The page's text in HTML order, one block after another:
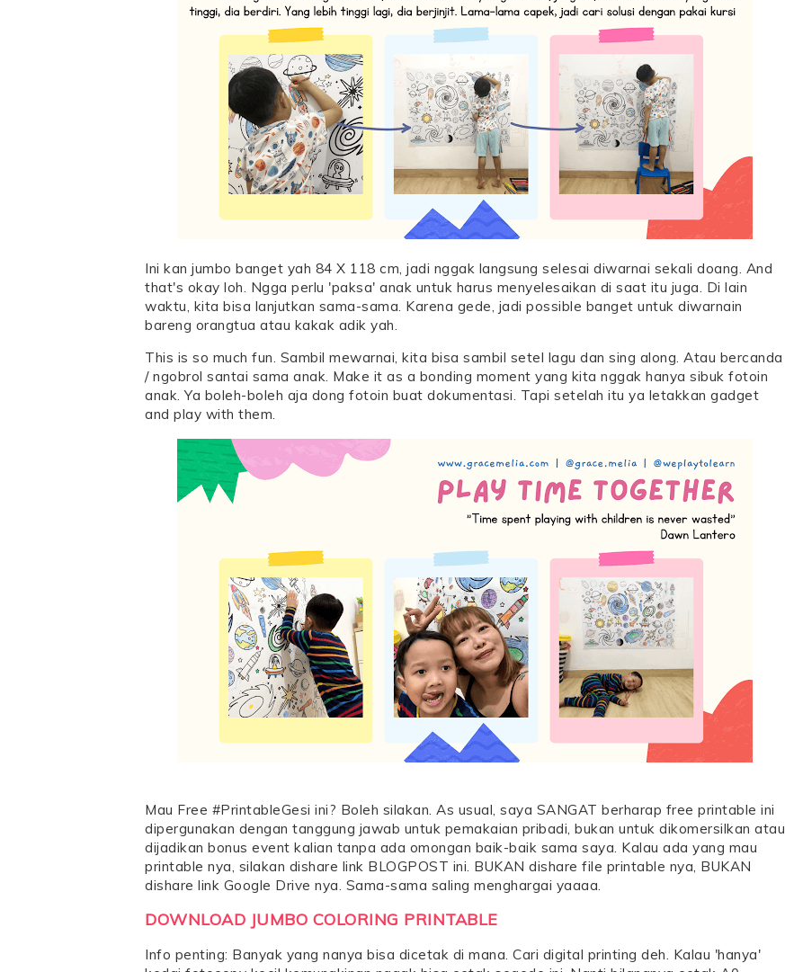
Ini kan jumbo banget yah 84 X 118 cm, jadi nggak langsung selesai diwarnai sekali doang. And
that's okay loh. Ngga perlu 'paksa' anak untuk harus menyelesaikan di saat itu juga. Di lain
waktu, kita bisa lanjutkan sama-sama. Karena gede, jadi possible banget untuk diwarnain
bareng orangtua atau kakak adik yah.
This is so much fun. Sambil mewarnai, kita bisa sambil setel lagu dan sing along. Atau bercanda
/ ngobrol santai sama anak. Make it as a bonding moment yang kita nggak hanya sibuk fotoin
anak. Ya boleh-boleh aja dong fotoin buat dokumentasi. Tapi setelah itu ya letakkan gadget
and play with them.
Mau Free #PrintableGesi ini? Boleh silakan. As usual, saya SANGAT berharap free printable ini
dipergunakan dengan tanggung jawab untuk pemakaian pribadi, bukan untuk dikomersilkan atau
dijadikan bonus event kalian tanpa ada omongan baik-baik sama saya. Kalau ada yang mau
printable nya, silakan dishare link BLOGPOST ini. BUKAN dishare file printable nya, BUKAN
dishare link Google Drive nya. Sama-sama saling menghargai yaaaa.
DOWNLOAD JUMBO COLORING PRINTABLE
Info penting: Banyak yang nanya bisa dicetak di mana. Cari digital printing deh. Kalau 'hanya'